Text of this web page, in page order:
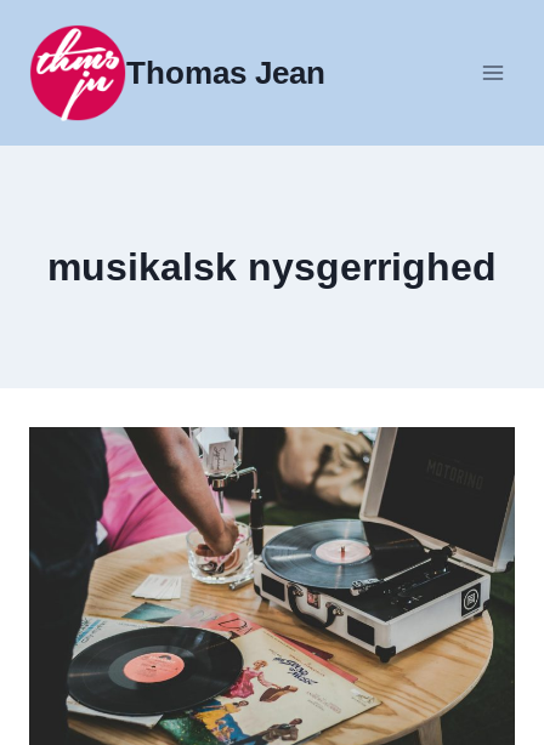
indhold
Thomas Jean
musikalsk nysgerrighed